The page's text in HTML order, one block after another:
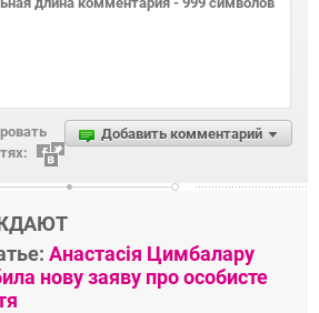
Добавить комментарий
Анастасія Цимбалару
нову заяву про особисте